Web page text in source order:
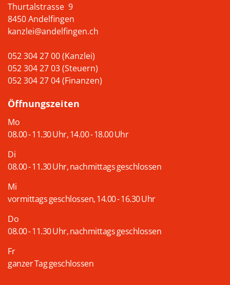
Thurtalstrasse 9
8450 Andelfingen
kanzlei@andelfingen.ch
052 304 27 00 (Kanzlei)
052 304 27 03 (Steuern)
052 304 27 04 (Finanzen)
Öffnungszeiten
Mo
08.00 - 11.30 Uhr, 14.00 - 18.00 Uhr
Di
08.00 - 11.30 Uhr, nachmittags geschlossen
Mi
vormittags geschlossen, 14.00 - 16.30 Uhr
Do
08.00 - 11.30 Uhr, nachmittags geschlossen
Fr
ganzer Tag geschlossen